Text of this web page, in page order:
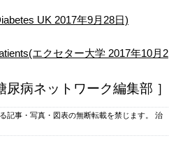
UK 2017年9月28日)
エクセター大学 2017年10月2
尿病ネットワーク編集部 ］
記事・写真・図表の無断転載を禁じます。 治